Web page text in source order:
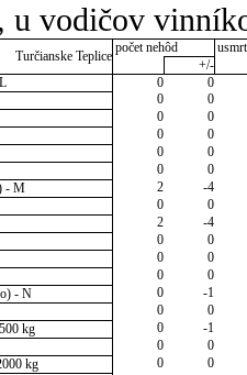
u vodičov
Turčianske Teplice
počet nehôd
+/-
0
0
0
0
0
0
0
0
0
0
0
0
- M
2
-4
0
0
2
-4
0
0
0
0
0
0
- N
0
-1
0
0
kg
0
-1
0
0
kg
0
0